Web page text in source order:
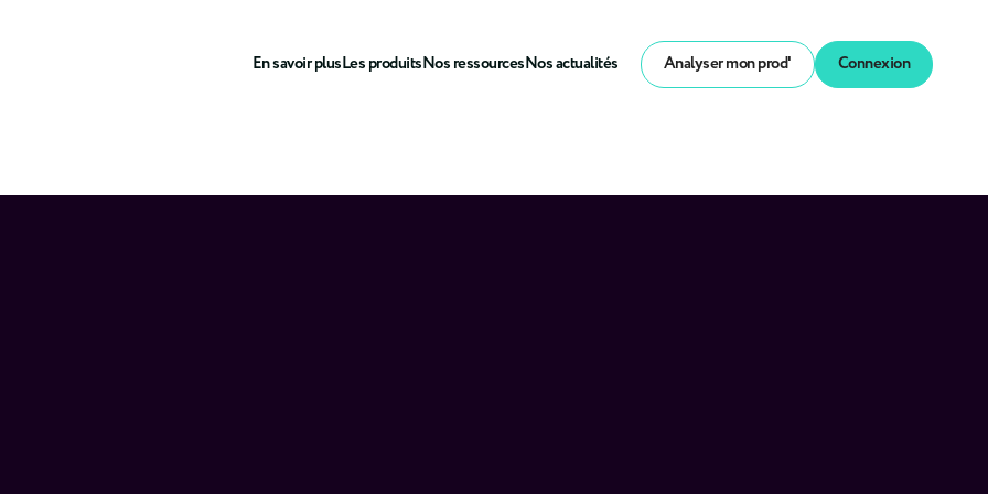
En savoir plusLes produitsNos ressourcesNos actualités Analyser mon prod' Connexion